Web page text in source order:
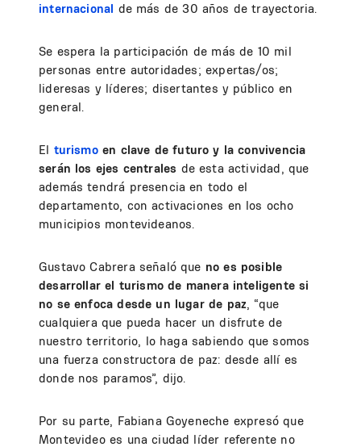
internacional de más de 30 años de trayectoria.
Se espera la participación de más de 10 mil
personas entre autoridades; expertas/os;
lideresas y líderes; disertantes y público en
general.
El turismoen clave de futuro y la convivencia
serán los ejes centrales de esta actividad, que
además tendrá presencia en todo el
departamento, con activaciones en los ocho
municipios montevideanos.
Gustavo Cabrera señaló que no es posible
desarrollar el turismo de manera inteligente si
no se enfoca desde un lugar de paz, “que
cualquiera que pueda hacer un disfrute de
nuestro territorio, lo haga sabiendo que somos
una fuerza constructora de paz: desde allí es
donde nos paramos”, dijo.
Por su parte, Fabiana Goyeneche expresó que
Montevideo es una ciudad líder referente no